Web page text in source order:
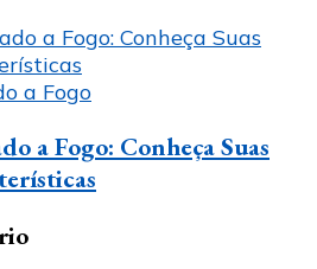
a Fogo
a Fogo: Conheça Suas